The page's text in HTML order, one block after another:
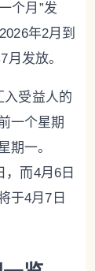
个月”发
年2月到
发放。
入受益人的
一个星期
期一。
而4月6日
于4月7日